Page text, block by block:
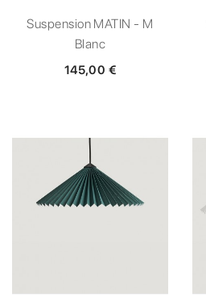
Suspension MATIN - M
Blanc
145,00 €